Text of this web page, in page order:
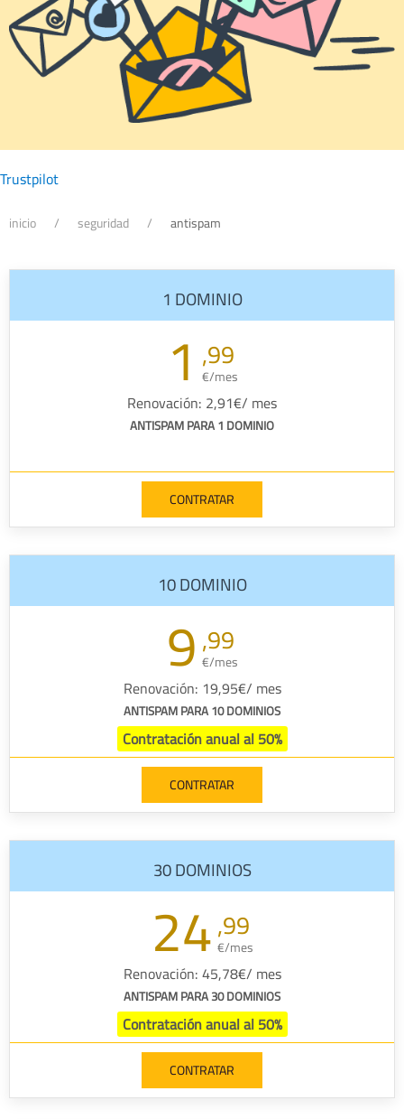
Trustpilot
inicio seguridad antispam
1 DOMINIO
1 ,99
€/mes
Renovación: 2,91€/ mes
ANTISPAM PARA 1 DOMINIO
CONTRATAR
10 DOMINIO
9,99
€/mes
Renovación: 19,95€/ mes
ANTISPAM PARA 10 DOMINIOS
Contratación anual al 50%
CONTRATAR
30 DOMINIOS
24,99
€/mes
Renovación: 45,78€/ mes
ANTISPAM PARA 30 DOMINIOS
Contratación anual al 50%
CONTRATAR